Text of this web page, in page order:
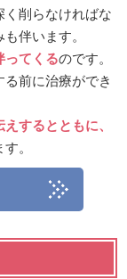
く削らなければな
伴います。
ってくるのです。
前に治療ができ
するとともに、
。